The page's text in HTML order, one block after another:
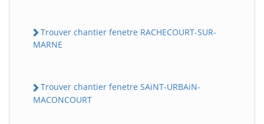
Trouver chantier fenetre RACHECOURT-SUR-
MARNE
Trouver chantier fenetre SAiNT-URBAiN-
MACONCOURT